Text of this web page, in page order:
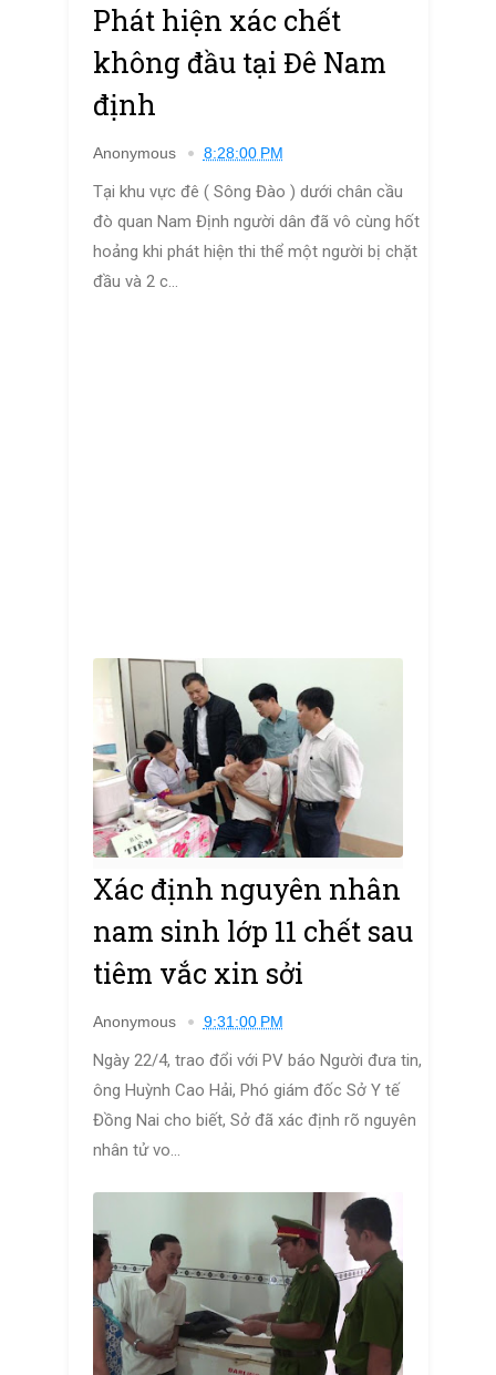
Phát hiện xác chết
không đầu tại Đê Nam
định
Anonymous 8:28:00 PM
Tại khu vực đê ( Sông Đào ) dưới chân cầu
đò quan Nam Định người dân đã vô cùng hốt
hoảng khi phát hiện thi thể một người bị chặt
đầu và 2 c...
Xác định nguyên nhân
nam sinh lớp 11 chết sau
tiêm vắc xin sởi
Anonymous 9:31:00 PM
Ngày 22/4, trao đổi với PV báo Người đưa tin,
ông Huỳnh Cao Hải, Phó giám đốc Sở Y tế
Đồng Nai cho biết, Sở đã xác định rõ nguyên
nhân tử vo...